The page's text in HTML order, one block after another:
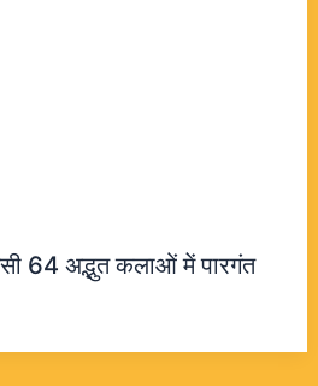
64 अद्भुत कलाओं में पारगंत